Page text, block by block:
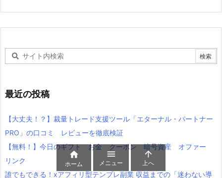
最近の投稿
【大丈夫！？】裁量トレード支援ツール「エターナル・パートナー
PRO」の口コミ レビューを徹底検証
【無料！】今日のギフト お金 クーポン 暗号資産 オファー
リンク
誰でもできる！xアフィリ型テンプレ副業 収益までの「迷わない導

ホーム

メニュー

上へ